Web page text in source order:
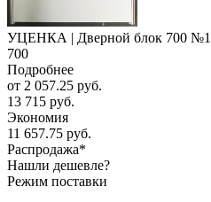
УЦЕНКА | Дверной блок 700
700
Подробнее
от 2 057.25 руб.
13 715 руб.
Экономия
11 657.75 руб.
Распродажа*
Нашли дешевле?
Режим поставки